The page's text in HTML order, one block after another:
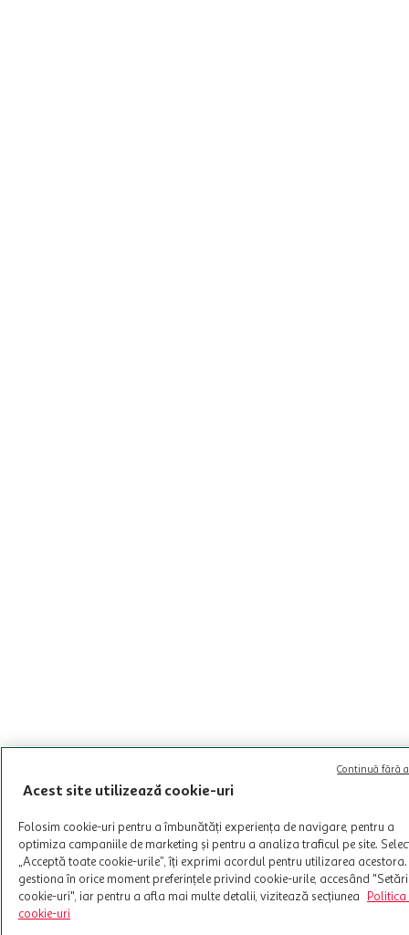
Acest site utilizează cookie-uri
Folosim cookie-uri pentru a îmbunătăți experiența de navigare, pentru a
optimiza campaniile de marketing și pentru a analiza traficul pe site.
„Acceptă toate cookie-urile”, îți exprimi acordul pentru utilizarea acestora.
gestiona în orice moment preferințele privind cookie-urile, accesând "Setări
cookie-uri", iar pentru a afla mai multe detalii, vizitează secțiunea
Politica
cookie-uri
Continuă fără